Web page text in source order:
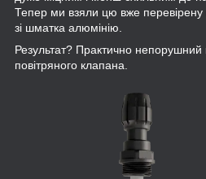
Тепер ми взяли цю вже перевірену
зі шматка алюмінію.
Результат? Практично непорушний
повітряного клапана.